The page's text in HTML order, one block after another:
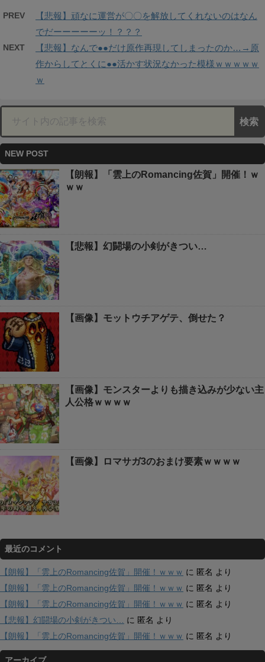
PREV
【悲報】頑なに運営が〇〇を解放してくれないのはなん
でだーーーーーッ！？？？
NEXT
【悲報】なんで●●だけ原作再現してしまったのか…→原
作からしてとくに●●活かす状況なかった模様ｗｗｗｗｗ
ｗ
NEW POST
【朗報】「雲上のRomancing佐賀」開催！ｗ
ｗｗ
【悲報】幻闘場の小剣がきつい…
【画像】モットウチアゲテ、倒せた？
【画像】モンスターよりも描き込みが少ない主
人公格ｗｗｗｗ
【画像】ロマサガ3のおまけ要素ｗｗｗｗ
最近のコメント
【朗報】「雲上のRomancing佐賀」開催！ｗｗｗ に 匿名 より
【朗報】「雲上のRomancing佐賀」開催！ｗｗｗ に 匿名 より
【朗報】「雲上のRomancing佐賀」開催！ｗｗｗ に 匿名 より
【悲報】幻闘場の小剣がきつい…
に 匿名 より
【朗報】「雲上のRomancing佐賀」開催！ｗｗｗ に 匿名 より
アーカイブ